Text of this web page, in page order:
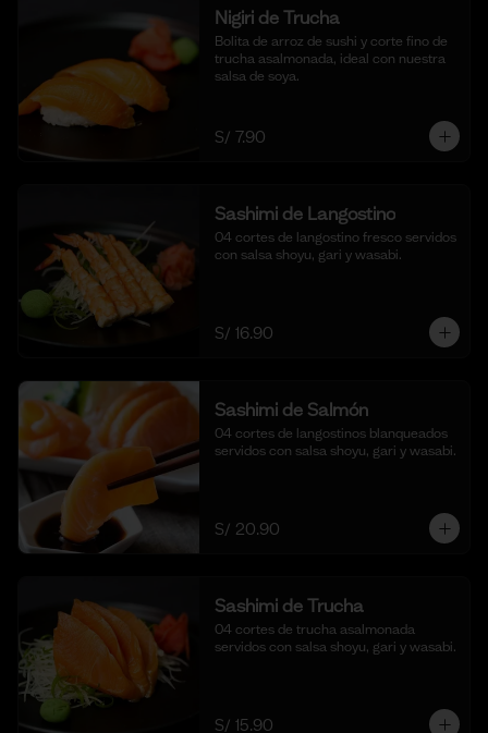
Nigiri de Trucha
Bolita de arroz de sushi y corte fino de
trucha asalmonada, ideal con nuestra
salsa de soya.
S/ 7.90
Sashimi de Langostino
04 cortes de langostino fresco servidos
con salsa shoyu, gari y wasabi.
S/ 16.90
Sashimi de Salmón
04 cortes de langostinos blanqueados
servidos con salsa shoyu, gari y wasabi.
S/ 20.90
Sashimi de Trucha
04 cortes de trucha asalmonada
servidos con salsa shoyu, gari y wasabi.
S/ 15.90